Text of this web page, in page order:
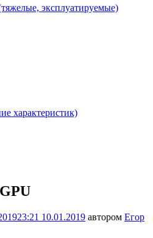
эксплуатируемые)
характеристик)
23:21 10.01.2019 автором Егор